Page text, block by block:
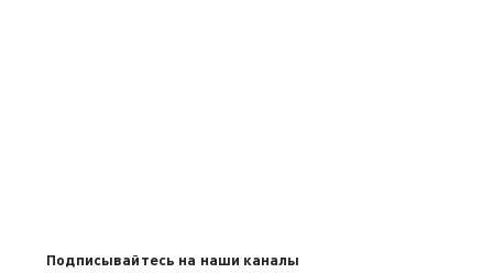
Подписывайтесь на наши каналы